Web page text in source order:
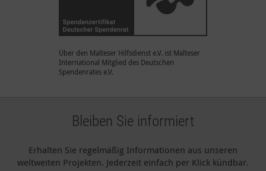
Über den Malteser Hilfsdienst e.V. ist Malteser
International Mitglied des Deutschen
Spendenrates e.V.
Bleiben Sie informiert
Erhalten Sie regelmäßig Informationen aus unseren
weltweiten Projekten. Jederzeit einfach per Klick kündbar.